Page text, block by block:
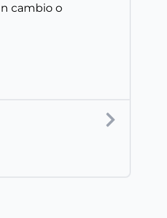
cambio o